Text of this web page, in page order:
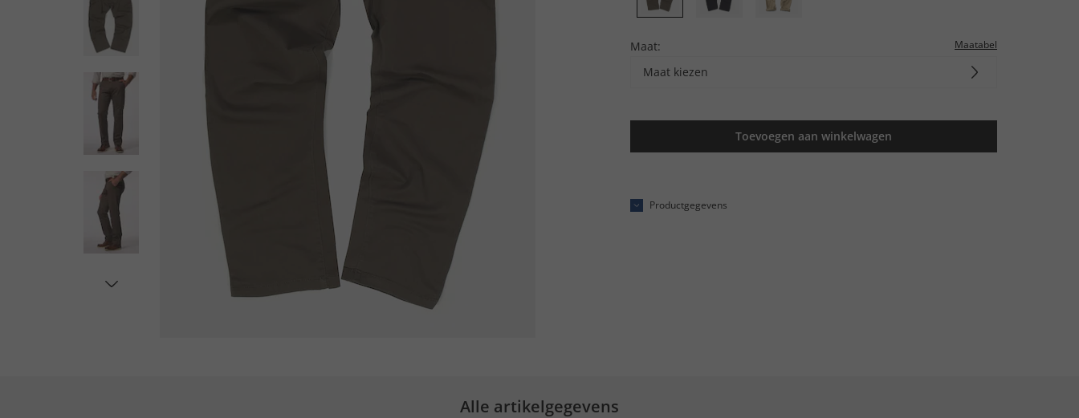
Maat: Maatabel
Maat kiezen
Toevoegen aan winkelwagen
Productgegevens
Alle artikelgegevens